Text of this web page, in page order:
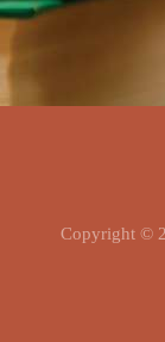
Copyright ©